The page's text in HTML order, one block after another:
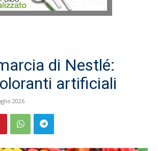
Salvagente
di Nestlé:
artificiali
2026